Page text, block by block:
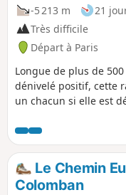
-5 213 m
21
Très difficile
Départ à Paris
Longue de plus de
dénivelé positif, cette
un chacun si elle est
tous ceux qui veulent
d'intérêt sont très
Les férus d'histoire et
trouveront leur
Le Chemin
Colomban